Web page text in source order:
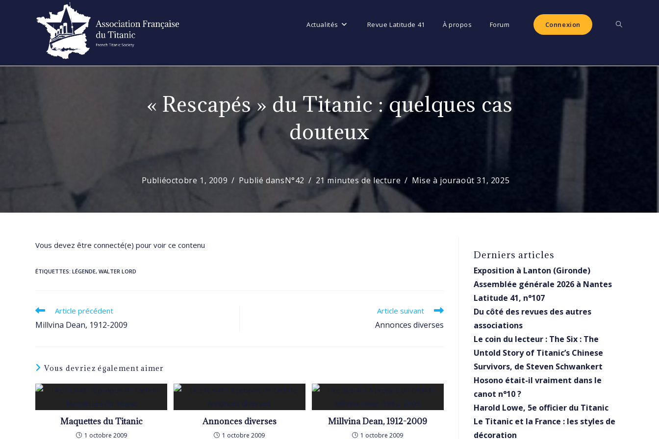
Actualités Revue Latitude 41 À propos Forum Connexion Toggle
« Rescapés » du Titanic : quelques cas
douteux
Publiéoctobre 1, 2009 Publié dansN°42 21 minutes de lecture Mise à jouraoût 31, 2025
Vous devez être connecté(e) pour voir ce contenu
ÉTIQUETTES: LÉGENDE, WALTER LORD
Read
articles
Article précédent
Millvina Dean, 1912-2009
Article suivant
Annonces diverses
Vous devriez également aimer
Maquettes du Titanic
1 octobre 2009
Annonces diverses
1 octobre 2009
Millvina Dean, 1912-2009
1 octobre 2009
Derniers articles
Exposition à Lanton (Gironde)
Assemblée générale 2026 à Nantes
Latitude 41, n°107
Du côté des revues des autres
associations
Le coin du lecteur : The Six : The
Untold Story of Titanic’s Chinese
Survivors, de Steven Schwankert
Hosono était-il vraiment dans le
canot n°10 ?
Harold Lowe, 5e officier du Titanic
Le Titanic et la France : les styles de
décoration